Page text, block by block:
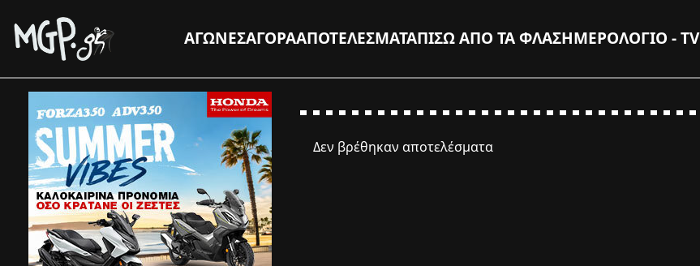
ΑΓΩΝΕΣΑΓΟΡΑΑΠΟΤΕΛΕΣΜΑΤΑΠΙΣΩ ΑΠΟ ΤΑ ΦΛΑΣΗΜΕΡΟΛΟΓΙΟ - TV
Δεν βρέθηκαν αποτελέσματα